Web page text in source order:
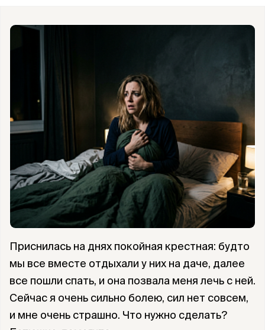
Приснилась на днях покойная крестная: будто
мы все вместе отдыхали у них на даче, далее
все пошли спать, и она позвала меня лечь с ней.
Сейчас я очень сильно болею, сил нет совсем,
и мне очень страшно. Что нужно сделать?